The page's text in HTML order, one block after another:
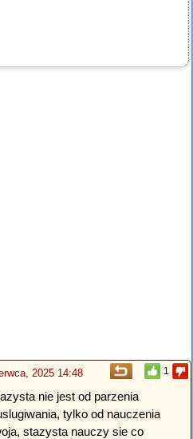
1
2025 14:48
nie jest od parzenia
tylko od nauczenia
stazysta nauczy sie co